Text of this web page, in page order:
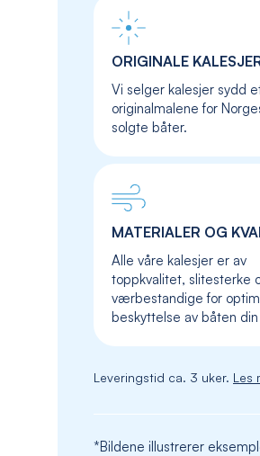
ORIGINALE
Vi selger kalesjer sydd
originalmalene for
solgte båter.
MATERIALER OG
Alle våre kalesjer er av
toppkvalitet, slitesterke
værbestandige for
beskyttelse av båten din
Leveringstid ca. 3 uker. Les
*Bildene illustrerer